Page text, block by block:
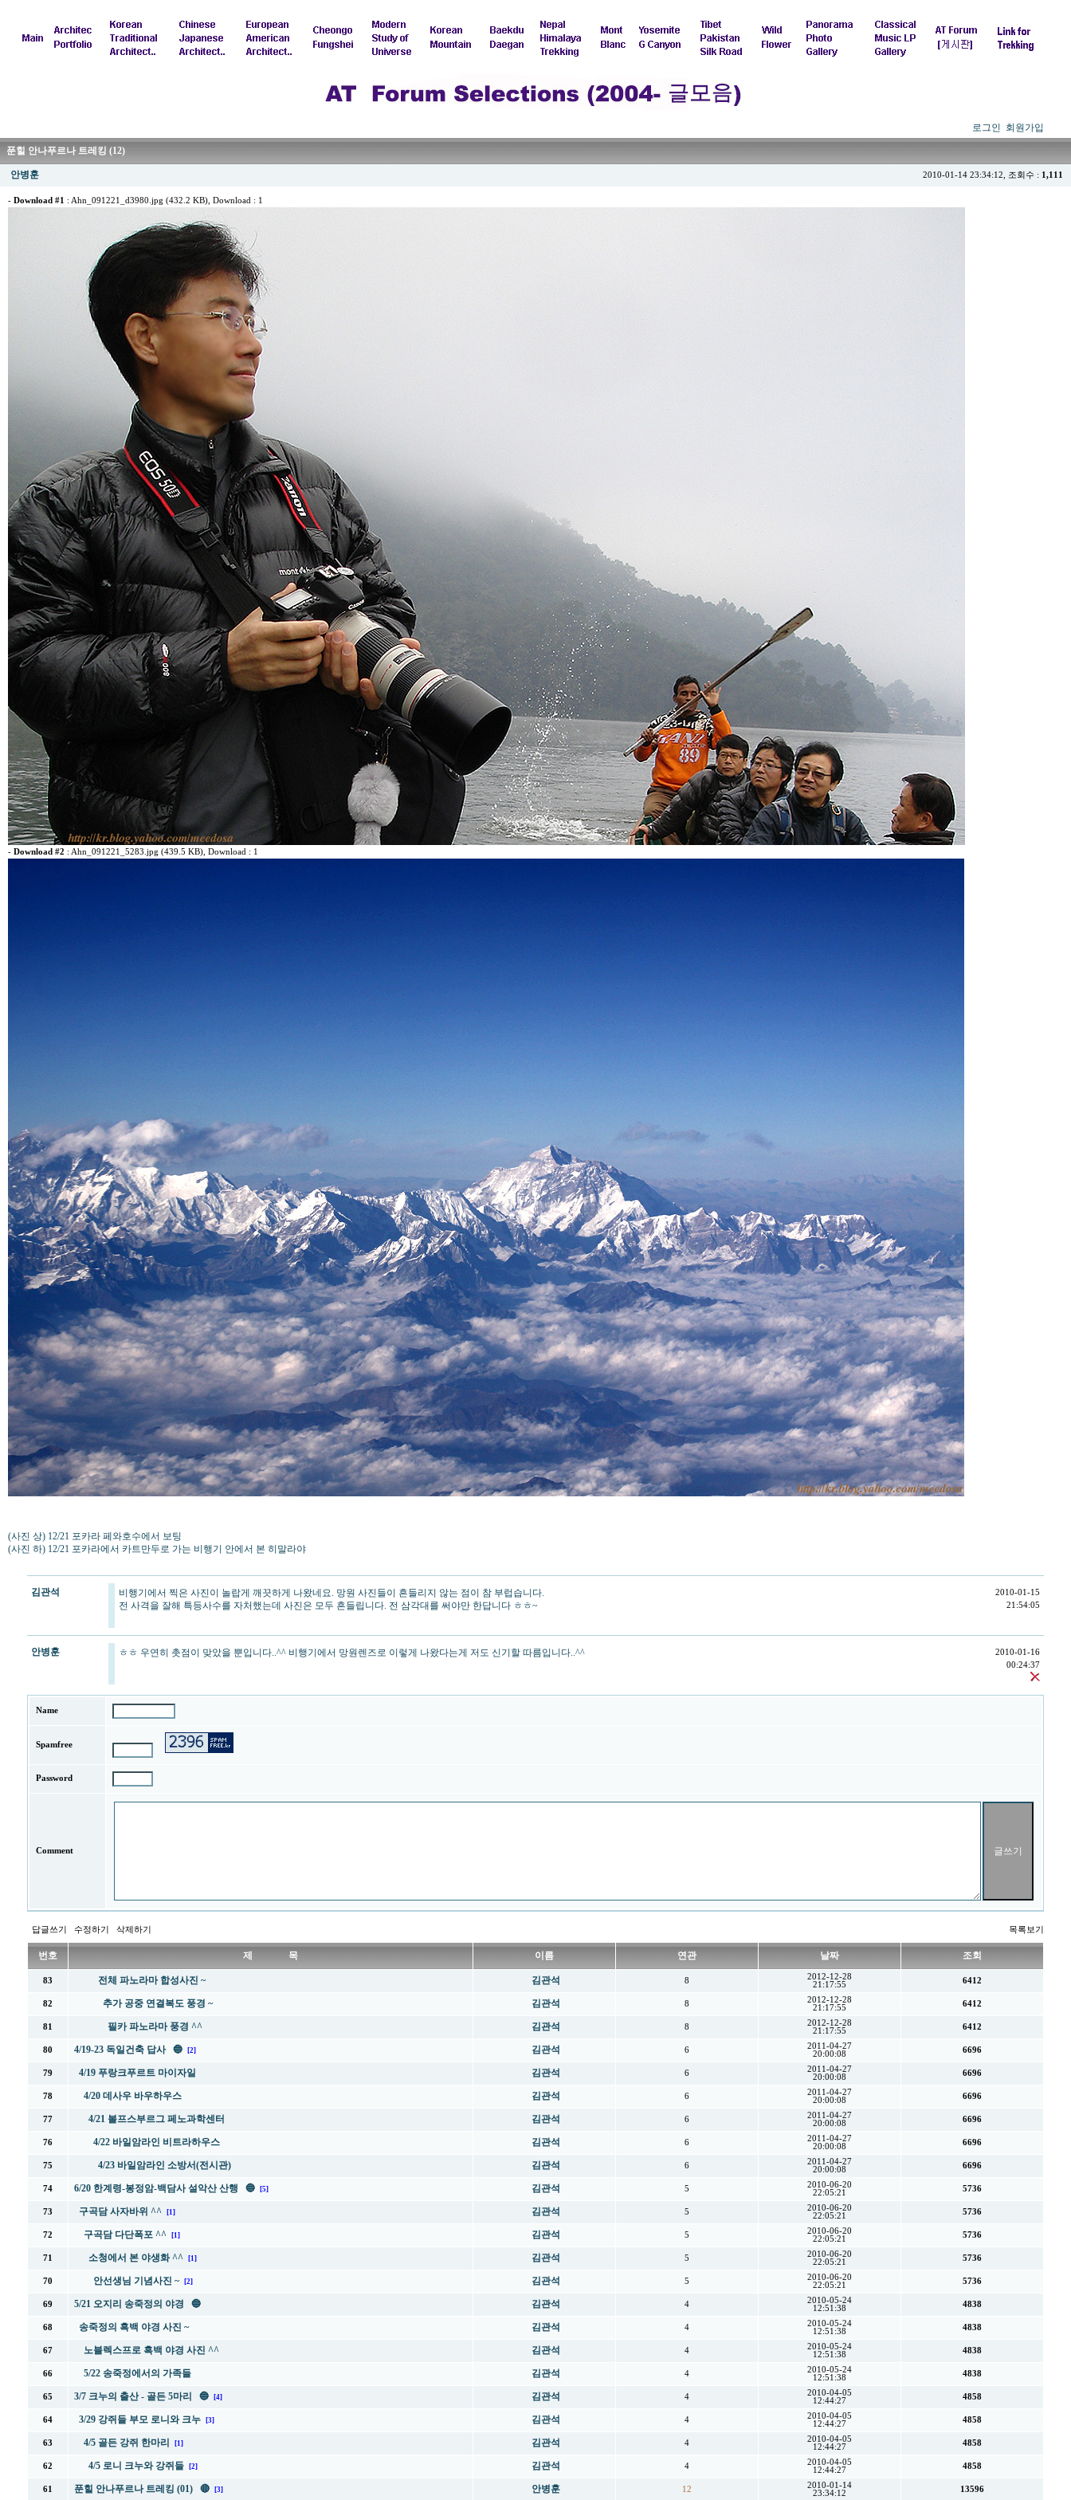
로그인 회원가입
푼힐 안나푸르나 트레킹 (12)
안병훈 2010-01-14 23:34:12, 조회수 : 1,111
- Download #1 : Ahn_091221_d3980.jpg (432.2 KB) , Download : 1
- Download #2 : Ahn_091221_5283.jpg (439.5 KB) , Download : 1
(사진 상) 12/21 포카라 페와호수에서 보팅
(사진 하) 12/21 포카라에서 카트만두로 가는 비행기 안에서 본 히말라야
김관석
비행기에서 찍은 사진이 놀랍게 깨끗하게 나왔네요. 망원 사진들이 흔들리지 않는 점이 참 부럽습니다.
전 사격을 잘해 특등사수를 자처했는데 사진은 모두 흔들립니다. 전 삼각대를 써야만 한답니다 ㅎㅎ~
2010-01-15
21:54:05
안병훈 ㅎㅎ 우연히 촛점이 맞았을 뿐입니다..^^ 비행기에서 망원렌즈로 이렇게 나왔다는게 저도 신기할 따름입니다..^^
2010-01-16
00:24:37
Name
Spamfree
Password
Comment
답글쓰기 수정하기 삭제하기 목록보기
번호 제 목 이름 연관 날짜 조회
83 전체 파노라마 합성사진 ~ 김관석 8
2012-12-28
21:17:55
6412
82 추가 공중 연결복도 풍경 ~ 김관석 8
2012-12-28
21:17:55
6412
81 필카 파노라마 풍경 ^^ 김관석 8
2012-12-28
21:17:55
6412
80 4/19-23 독일건축 답사 🔵 [2] 김관석 6
2011-04-27
20:00:08
6696
79 4/19 푸랑크푸르트 마이자일 김관석 6
2011-04-27
20:00:08
6696
78 4/20 데사우 바우하우스 김관석 6
2011-04-27
20:00:08
6696
77 4/21 볼프스부르그 페노과학센터 김관석 6
2011-04-27
20:00:08
6696
76 4/22 바일암라인 비트라하우스 김관석 6
2011-04-27
20:00:08
6696
75 4/23 바일암라인 소방서(전시관) 김관석 6
2011-04-27
20:00:08
6696
74 6/20 한계령-봉정암-백담사 설악산 산행 🔵 [5] 김관석 5
2010-06-20
22:05:21
5736
73 구곡담 사자바위 ^^ [1] 김관석 5
2010-06-20
22:05:21
5736
72 구곡담 다단폭포 ^^ [1] 김관석 5
2010-06-20
22:05:21
5736
71 소청에서 본 야생화 ^^ [1] 김관석 5
2010-06-20
22:05:21
5736
70 안선생님 기념사진 ~ [2] 김관석 5
2010-06-20
22:05:21
5736
69 5/21 오지리 송죽정의 야경 🔵 김관석 4
2010-05-24
12:51:38
4838
68 송죽정의 흑백 야경 사진 ~ 김관석 4
2010-05-24
12:51:38
4838
67 노블렉스프로 흑백 야경 사진 ^^ 김관석 4
2010-05-24
12:51:38
4838
66 5/22 송죽정에서의 가족들 김관석 4
2010-05-24
12:51:38
4838
65 3/7 크누의 출산 - 골든 5마리 🔵 [4] 김관석 4
2010-04-05
12:44:27
4858
64 3/29 강쥐들 부모 로니와 크누 [3] 김관석 4
2010-04-05
12:44:27
4858
63 4/5 골든 강쥐 한마리 [1] 김관석 4
2010-04-05
12:44:27
4858
62 4/5 로니 크누와 강쥐들 [2] 김관석 4
2010-04-05
12:44:27
4858
61 푼힐 안나푸르나 트레킹 (01) 🔴 [3] 안병훈 12
2010-01-14
23:34:12
13596